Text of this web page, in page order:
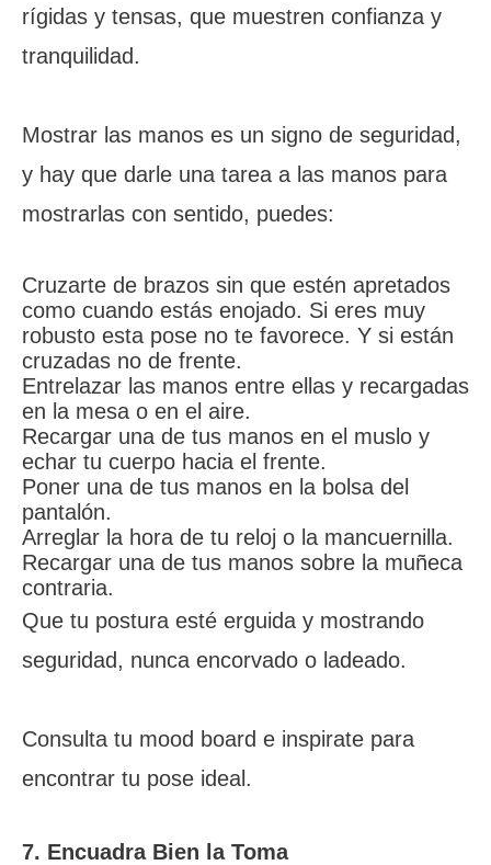
rígidas y tensas, que muestren confianza y
tranquilidad.
Mostrar las manos es un signo de seguridad,
y hay que darle una tarea a las manos para
mostrarlas con sentido, puedes:
Cruzarte de brazos sin que estén apretados
como cuando estás enojado. Si eres muy
robusto esta pose no te favorece. Y si están
cruzadas no de frente.
Entrelazar las manos entre ellas y recargadas
en la mesa o en el aire.
Recargar una de tus manos en el muslo y
echar tu cuerpo hacia el frente.
Poner una de tus manos en la bolsa del
pantalón.
Arreglar la hora de tu reloj o la mancuernilla.
Recargar una de tus manos sobre la muñeca
contraria.
Que tu postura esté erguida y mostrando
seguridad, nunca encorvado o ladeado.
Consulta tu mood board e inspirate para
encontrar tu pose ideal.
7. Encuadra Bien la Toma